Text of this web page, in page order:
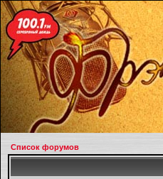
Список форумов